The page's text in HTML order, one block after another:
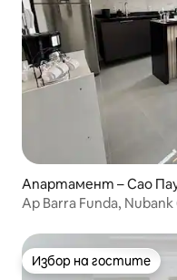
Апартамент – Сао
Ap Barra Funda, Nubank
Избор на гостите
Избор на гостите